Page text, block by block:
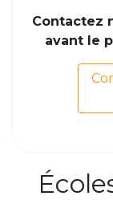
Contactez
avant le